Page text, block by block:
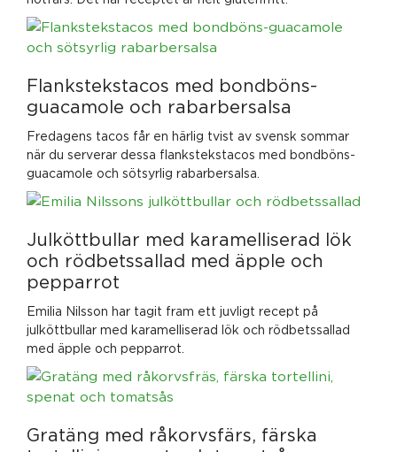
Flankstekstacos med bondböns-
guacamole och rabarbersalsa
Fredagens tacos får en härlig tvist av svensk sommar
när du serverar dessa flankstekstacos med bondböns-
guacamole och sötsyrlig rabarbersalsa.
Julköttbullar med karamelliserad lök
och rödbetssallad med äpple och
pepparrot
Emilia Nilsson har tagit fram ett juvligt recept på
julköttbullar med karamelliserad lök och rödbetssallad
med äpple och pepparrot.
Gratäng med råkorvsfärs, färska